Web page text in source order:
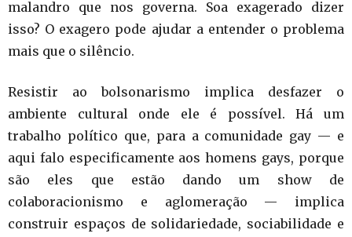
malandro que nos governa. Soa exagerado dizer
isso? O exagero pode ajudar a entender o problema
mais que o silêncio.
Resistir ao bolsonarismo implica desfazer o
ambiente cultural onde ele é possível. Há um
trabalho político que, para a comunidade gay — e
aqui falo especificamente aos homens gays, porque
são eles que estão dando um show de
colaboracionismo e aglomeração — implica
construir espaços de solidariedade, sociabilidade e